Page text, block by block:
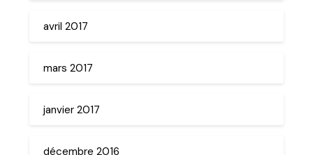
avril 2017
mars 2017
janvier 2017
décembre 2016